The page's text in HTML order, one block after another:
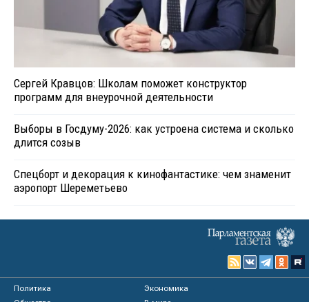
Сергей Кравцов: Школам поможет конструктор
программ для внеурочной деятельности
Выборы в Госдуму-2026: как устроена система и сколько
длится созыв
Спецборт и декорация к кинофантастике: чем знаменит
аэропорт Шереметьево
Политика
Экономика